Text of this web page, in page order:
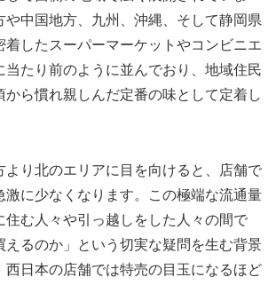
や中国地方、九州、沖縄、そして静岡県
着したスーパーマーケットやコンビニエ
当たり前のように並んでおり、地域住民
から慣れ親しんだ定番の味として定着し
より北のエリアに目を向けると、店舗で
激に少なくなります。この極端な流通量
住む人々や引っ越しをした人々の間で
えるのか」という切実な疑問を生む背景
西日本の店舗では特売の目玉になるほど